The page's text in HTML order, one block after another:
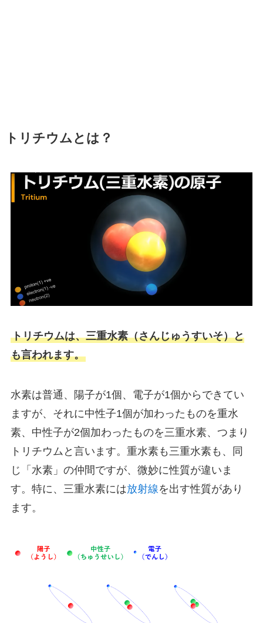
トリチウムとは？
トリチウムは、三重水素（さんじゅうすいそ）と
も言われます。
水素は普通、陽子が1個、電子が1個からできてい
ますが、それに中性子1個が加わったものを重水
素、中性子が2個加わったものを三重水素、つまり
トリチウムと言います。重水素も三重水素も、同
じ「水素」の仲間ですが、微妙に性質が違いま
す。特に、三重水素には放射線を出す性質があり
ます。